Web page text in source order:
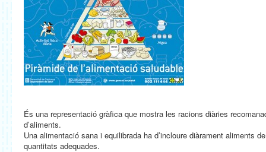
És una representació gràfica que mostra les racions diàries
d’aliments.
Una alimentació sana i equilibrada ha d’incloure diàrament aliments
quantitats adequades.